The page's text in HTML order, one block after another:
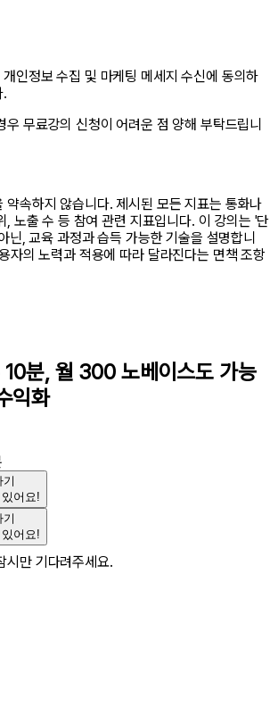
인정보 수집 및 마케팅 메세지 수신에 동의하
.
우 무료강의 신청이 어려운 점 양해 부탁드립니
약속하지 않습니다. 제시된 모든 지표는 통화나
, 노출 수 등 참여 관련 지표입니다. 이 강의는 '단
닌, 교육 과정과 습득 가능한 기술을 설명합니
자의 노력과 적용에 따라 달라진다는 면책 조항
분, 월 300 노베이스도 가능
익화
어요!
어요!
시만 기다려주세요.